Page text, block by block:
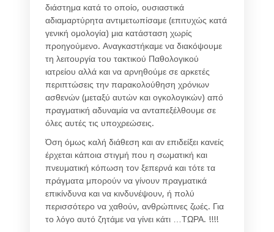
διάστημα κατά το οποίο, ουσιαστικά
αδιαμαρτύρητα αντιμετωπίσαμε (επιτυχώς κατά
γενική ομολογία) μια κατάσταση χωρίς
προηγούμενο. Αναγκαστήκαμε να διακόψουμε
τη λειτουργία του τακτικού Παθολογικού
ιατρείου αλλά και να αρνηθούμε σε αρκετές
περιπτώσεις την παρακολούθηση χρόνιων
ασθενών (μεταξύ αυτών και ογκολογικών) από
πραγματική αδυναμία να ανταπεξέλθουμε σε
όλες αυτές τις υποχρεώσεις.
Όση όμως καλή διάθεση και αν επιδείξει κανείς
έρχεται κάποια στιγμή που η σωματική και
πνευματική κόπωση τον ξεπερνά και τότε τα
πράγματα μπορούν να γίνουν πραγματικά
επικίνδυνα και να κινδυνέψουν, ή πολύ
περισσότερο να χαθούν, ανθρώπινες ζωές. Για
το λόγο αυτό ζητάμε να γίνει κάτι …ΤΩΡΑ. !!!!